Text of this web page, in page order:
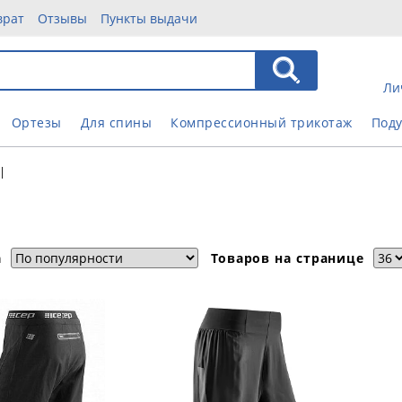
Отзывы Пункты выдачи
Ортезы Для спины Компрессионный трикотаж
|
Товаров на странице